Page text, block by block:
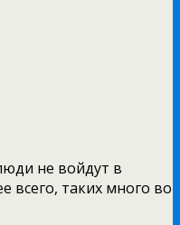
не войдут в
всего, таких много во